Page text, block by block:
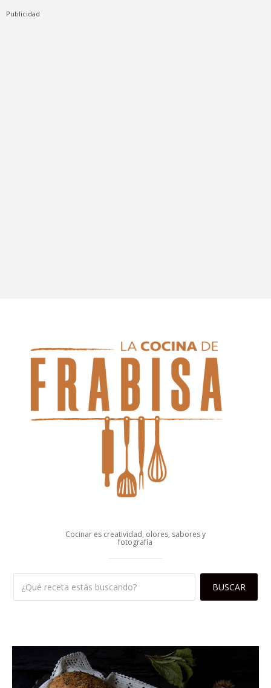
Publicidad
Cocinar es creatividad, olores, sabores y
fotografía